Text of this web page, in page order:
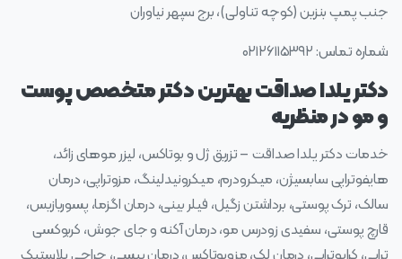
جنب پمپ بنزین (کوچه تناولی)، برج سپهر نیاوران
شماره تماس: ۰۲۱۲۶۱۱۵۳۹۲
دکتر یلدا صداقت بهترین دکتر متخصص پوست
و مو در منظریه
خدمات دکتر یلدا صداقت – تزریق ژل و بوتاکس، لیزر موهای زائد،
هایفوتراپی سابسیژن، میکرودرم، میکرونیدلینگ، مزوتراپی، درمان
سالک، ترک پوستی، برداشتن زگیل، فیلر بینی، درمان اگزما، پسوریازیس،
قارچ پوستی، سفیدی زودرس مو، درمان آکنه و جای جوش، کربوکسی